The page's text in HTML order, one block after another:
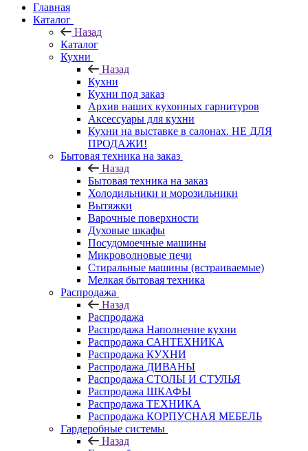
Главная
Каталог
Назад
Каталог
Кухни
Назад
Кухни
Кухни под заказ
Архив наших кухонных гарнитуров
Аксессуары для кухни
Кухни на выставке в салонах. НЕ ДЛЯ
ПРОДАЖИ!
Бытовая техника на заказ
Назад
Бытовая техника на заказ
Холодильники и морозильники
Вытяжки
Варочные поверхности
Духовые шкафы
Посудомоечные машины
Микроволновые печи
Стиральные машины (встраиваемые)
Мелкая бытовая техника
Распродажа
Назад
Распродажа
Распродажа Наполнение кухни
Распродажа САНТЕХНИКА
Распродажа КУХНИ
Распродажа ДИВАНЫ
Распродажа СТОЛЫ И СТУЛЬЯ
Распродажа ШКАФЫ
Распродажа ТЕХНИКА
Распродажа КОРПУСНАЯ МЕБЕЛЬ
Гардеробные системы
Назад